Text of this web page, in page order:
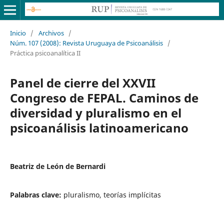
Inicio / Archivos /
Núm. 107 (2008): Revista Uruguaya de Psicoanálisis /
Práctica psicoanalítica II
Panel de cierre del XXVII
Congreso de FEPAL. Caminos de
diversidad y pluralismo en el
psicoanálisis latinoamericano
Beatriz de León de Bernardi
Palabras clave: pluralismo, teorías implícitas